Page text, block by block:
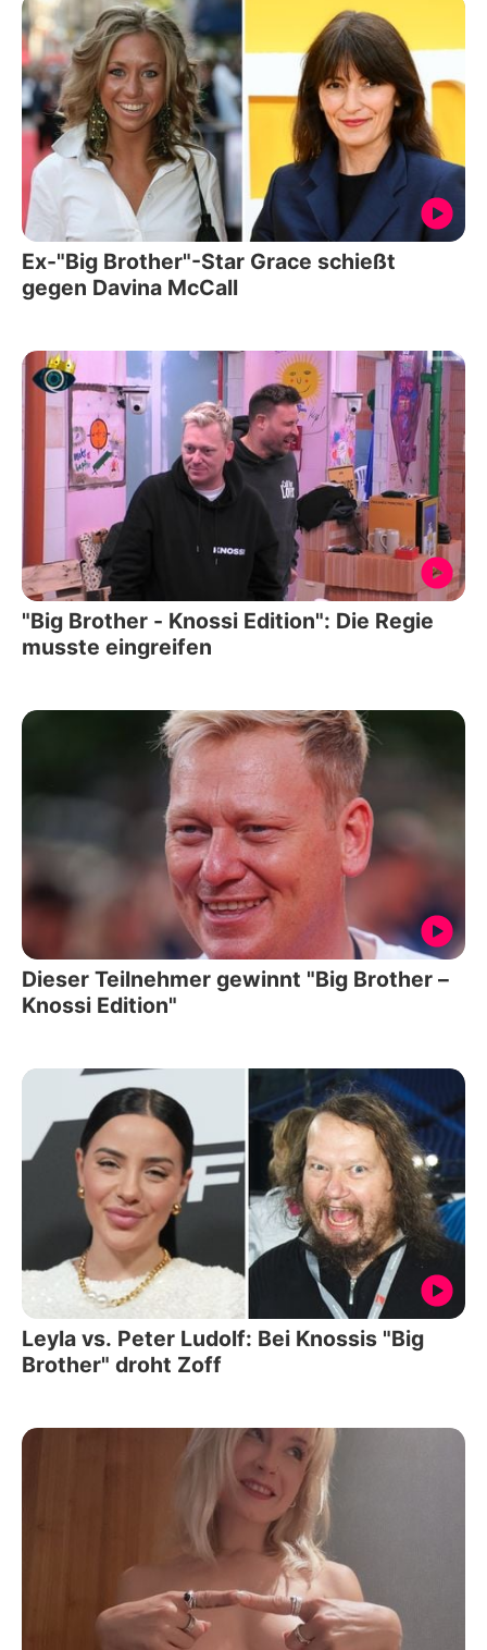
Ex-"Big Brother"-Star Grace schießt
gegen Davina McCall
"Big Brother - Knossi Edition": Die Regie
musste eingreifen
Dieser Teilnehmer gewinnt "Big Brother –
Knossi Edition"
Leyla vs. Peter Ludolf: Bei Knossis "Big
Brother" droht Zoff